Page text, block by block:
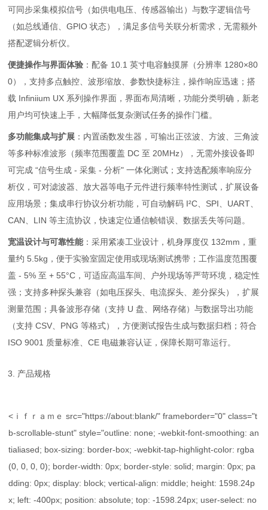
可同步采集模拟信号（如供电电压、传感器输出）与数字逻辑信号
（如总线通信、GPIO 状态），满足多信号关联分析需求，无需额外
搭配逻辑分析仪。
便捷操作与界面体验 ：配备 10.1 英寸电容触摸屏（分辨率 1280×80
0），支持多点触控、波形缩放、参数快捷标注，操作响应迅速；搭
载 Infiniium UX 系列操作界面，界面布局清晰，功能分类明确，新老
用户均可快速上手，大幅降低复杂测试任务的操作门槛。
多功能集成与扩展 ：内置函数发生器，可输出正弦波、方波、三角波
等多种标准波形（频率范围覆盖 DC 至 20MHz），无需外接设备即
可完成 “信号生成 - 采集 - 分析" 一体化测试；支持选配频率响应分
析仪，可对滤波器、放大器等电子元件进行频率特性测试，扩展设备
应用场景；集成串行协议分析功能，可自动解码 I²C、SPI、UART、
CAN、LIN 等主流协议，快速定位通信帧错误、数据丢失等问题。
宽温设计与可靠性能：采用紧凑工业设计，机身厚度仅 132mm，重
量约 5.5kg，便于实验室固定使用或现场测试携带；工作温度范围覆
盖 - 5% 至 + 55°C，可适应高温车间、户外现场等严苛环境，稳定性
强；支持多种探头兼容（如电压探头、电流探头、差分探头），扩展
测量范围；具备波形存储（支持 U 盘、网络存储）与数据导出功能
（支持 CSV、PNG 等格式），方便测试报告生成与数据归档；符合
ISO 9001 质量标准、CE 电磁兼容认证，保障长期可靠运行。
3. 产品规格
<ｉｆｒａｍｅ src="https://about:blank/" frameborder="0" class="t
b-scrollable-stunt" style="outline: none; -webkit-font-smoothing: an
tialiased; box-sizing: border-box; -webkit-tap-highlight-color: rgba
(0, 0, 0, 0); border-width: 0px; border-style: solid; margin: 0px; pa
dding: 0px; display: block; vertical-align: middle; height: 1598.24p
x; left: -400px; position: absolute; top: -1598.24px; user-select: no